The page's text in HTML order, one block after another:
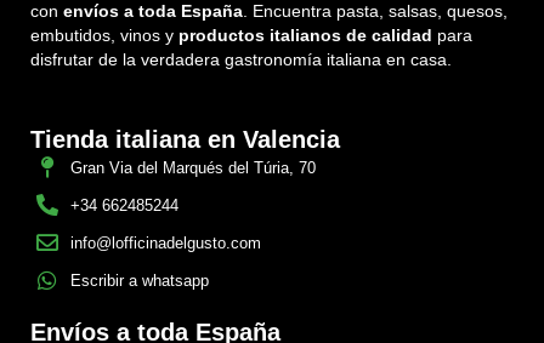
con envíos a toda España . Encuentra pasta, salsas, quesos,
embutidos, vinos y productos italianos de calidad para
disfrutar de la verdadera gastronomía italiana en casa.
Tienda italiana en Valencia
Gran Via del Marqués del Túria, 70
+34 662485244
info@lofficinadelgusto.com
Escribir a whatsapp
Envíos a toda España